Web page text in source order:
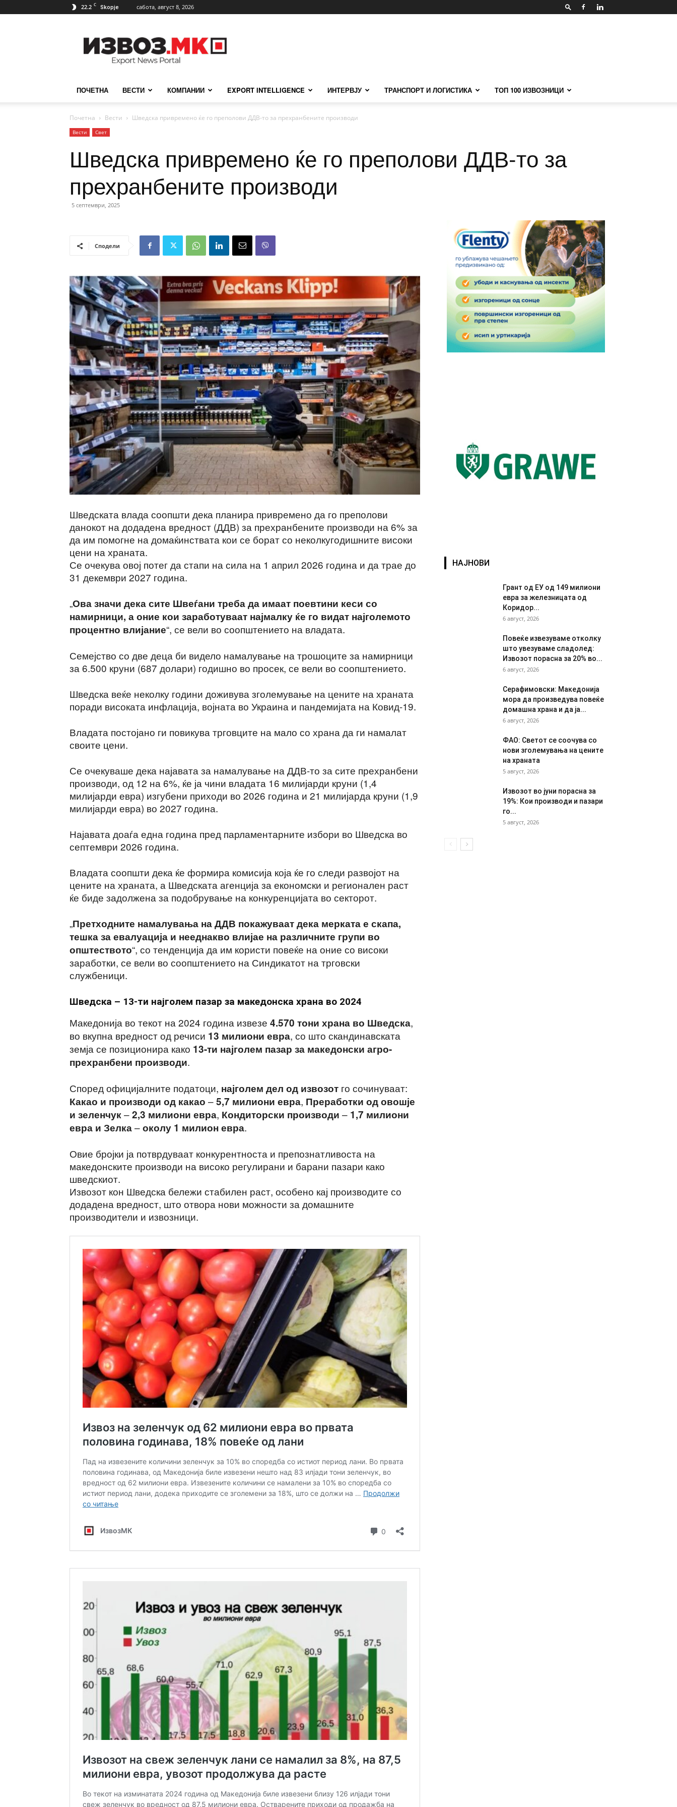
22.2 C Skopje сабота, август 8, 2026
ПОЧЕТНА ВЕСТИ КОМПАНИИ EXPORT INTELLIGENCE ИНТЕРВЈУ ТРАНСПОРТ И ЛОГИСТИКА ТОП 100 ИЗВОЗНИЦИ
Почетна Вести Шведска привремено ќе го преполови ДДВ-то за прехранбените производи
Вести Свет
Шведска привремено ќе го преполови ДДВ-то за
прехранбените производи
5 септември, 2025
Сподели
Шведската влада соопшти дека планира привремено да го преполови
данокот на додадена вредност (ДДВ) за прехранбените производи на 6% за
да им помогне на домаќинствата кои се борат со неколкугодишните високи
цени на храната.
Се очекува овој потег да стапи на сила на 1 април 2026 година и да трае до
31 декември 2027 година.
„Ова значи дека сите Швеѓани треба да имаат поевтини кеси со
намирници, а оние кои заработуваат најмалку ќе го видат најголемото
процентно влијание“, се вели во соопштението на владата.
Семејство со две деца би видело намалување на трошоците за намирници
за 6.500 круни (687 долари) годишно во просек, се вели во соопштението.
Шведска веќе неколку години доживува зголемување на цените на храната
поради високата инфлација, војната во Украина и пандемијата на Ковид-19.
Владата постојано ги повикува трговците на мало со храна да ги намалат
своите цени.
Се очекуваше дека најавата за намалување на ДДВ-то за сите прехранбени
производи, од 12 на 6%, ќе ја чини владата 16 милијарди круни (1,4
милијарди евра) изгубени приходи во 2026 година и 21 милијарда круни (1,9
милијарди евра) во 2027 година.
Најавата доаѓа една година пред парламентарните избори во Шведска во
септември 2026 година.
Владата соопшти дека ќе формира комисија која ќе го следи развојот на
цените на храната, а Шведската агенција за економски и регионален раст
ќе биде задолжена за подобрување на конкуренцијата во секторот.
„Претходните намалувања на ДДВ покажуваат дека мерката е скапа,
тешка за евалуација и нееднакво влијае на различните групи во
општеството“, со тенденција да им користи повеќе на оние со високи
заработки, се вели во соопштението на Синдикатот на трговски
службеници.
Шведска – 13-ти најголем пазар за македонска храна во 2024
Македонија во текот на 2024 година извезе 4.570 тони храна во Шведска,
во вкупна вредност од речиси 13 милиони евра, со што скандинавската
земја се позиционира како 13-ти најголем пазар за македонски агро-
прехранбени производи.
Според официјалните податоци, најголем дел од извозот го сочинуваат:
Какао и производи од какао –5,7 милиони евра, Преработки од овошје
и зеленчук–2,3 милиони евра, Кондиторски производи – 1,7 милиони
евра и Зелка–околу 1 милион евра.
Овие бројки ја потврдуваат конкурентноста и препознатливоста на
македонските производи на високо регулирани и барани пазари како
шведскиот.
Извозот кон Шведска бележи стабилен раст, особено кај производите со
додадена вредност, што отвора нови можности за домашните
производители и извозници.
НАЈНОВИ
Грант од ЕУ од 149 милиони
евра за железницата од
Коридор...
6 август, 2026
Повеќе извезуваме отколку
што увезуваме сладолед:
Извозот порасна за 20% во...
6 август, 2026
Серафимовски: Македонија
мора да произведува повеќе
домашна храна и да ја...
6 август, 2026
ФАО: Светот се соочува со
нови зголемувања на цените
на храната
5 август, 2026
Извозот во јуни порасна за
19%: Кои производи и пазари
го...
5 август, 2026